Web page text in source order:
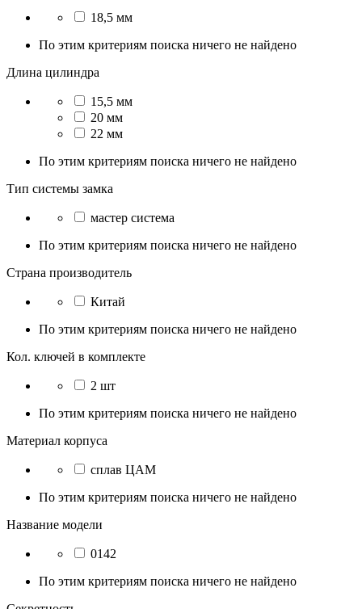
18,5 мм
По этим критериям поиска ничего не найдено
Длина цилиндра
15,5 мм
20 мм
22 мм
По этим критериям поиска ничего не найдено
Тип системы замка
мастер система
По этим критериям поиска ничего не найдено
Страна производитель
Китай
По этим критериям поиска ничего не найдено
Кол. ключей в комплекте
2 шт
По этим критериям поиска ничего не найдено
Материал корпуса
сплав ЦАМ
По этим критериям поиска ничего не найдено
Название модели
0142
По этим критериям поиска ничего не найдено